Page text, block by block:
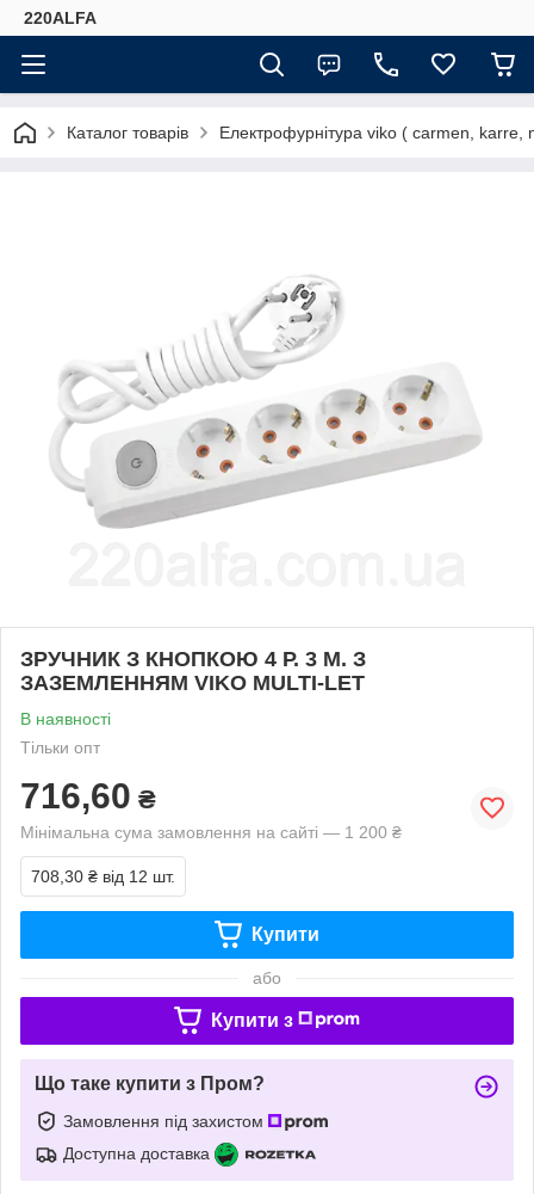
220ALFA
Каталог товарів Електрофурнітура viko ( carmen,
ЗРУЧНИК З КНОПКОЮ 4 Р. 3 М. З
ЗАЗЕМЛЕННЯМ VIKO MULTI-LET
В наявності
Тільки опт
716,60 ₴
Мінімальна сума замовлення на сайті — 1 200 ₴
708,30 ₴ від 12 шт.
Купити
або
Купити з
Що таке купити з Пром?
Замовлення під захистом
Доступна доставка